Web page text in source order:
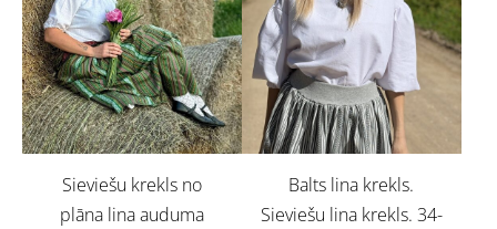
Sieviešu krekls no
plāna lina auduma
Balts lina krekls.
Sieviešu lina krekls. 34-